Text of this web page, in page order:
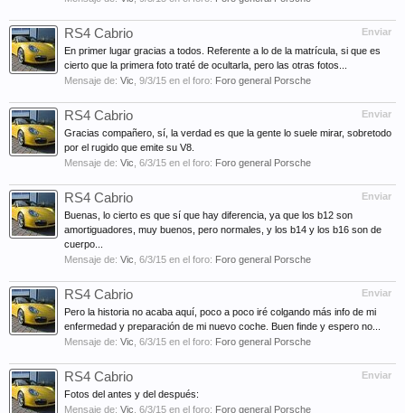
Enviar
RS4 Cabrio
En primer lugar gracias a todos. Referente a lo de la matrícula, si que es
cierto que la primera foto traté de ocultarla, pero las otras fotos...
Mensaje de: Vic 9/3/15 en el foro: Foro general Porsche
Enviar
RS4 Cabrio
Gracias compañero, sí, la verdad es que la gente lo suele mirar, sobretodo
por el rugido que emite su V8.
Mensaje de: Vic 6/3/15 en el foro: Foro general Porsche
Enviar
RS4 Cabrio
Buenas, lo cierto es que sí que hay diferencia, ya que los b12 son
amortiguadores, muy buenos, pero normales, y los b14 y los b16 son de
cuerpo...
Mensaje de: Vic 6/3/15 en el foro: Foro general Porsche
Enviar
RS4 Cabrio
Pero la historia no acaba aquí, poco a poco iré colgando más info de mi
enfermedad y preparación de mi nuevo coche. Buen finde y espero no...
Mensaje de: Vic 6/3/15 en el foro: Foro general Porsche
Enviar
RS4 Cabrio
Fotos del antes y del después:
Mensaje de: Vic 6/3/15 en el foro: Foro general Porsche